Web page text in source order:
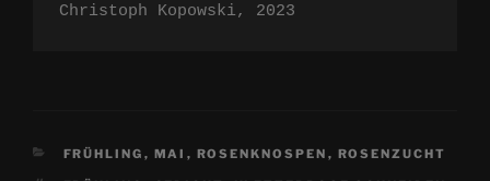
Christoph Kopowski, 2023
KATEGORIEN
FRÜHLING , MAI , ROSENKNOSPEN , ROSENZUCHT